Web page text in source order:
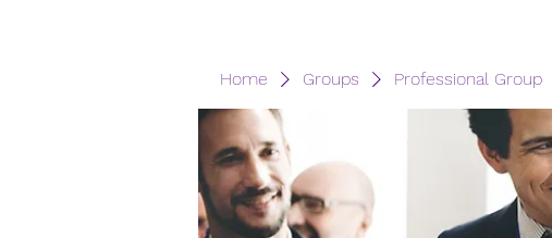
Home Groups Professional Group